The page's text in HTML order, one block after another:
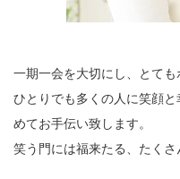
一期一会を大切にし、とても
ひとりでも多くの人に笑顔
めてお手伝い致します。
笑う門には福来たる、たくさ